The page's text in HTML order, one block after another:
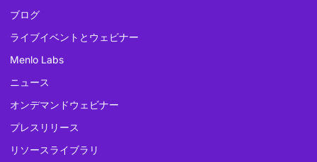
ブログ
ライブイベントとウェビナー
Menlo Labs
ニュース
オンデマンドウェビナー
プレスリリース
リソースライブラリ